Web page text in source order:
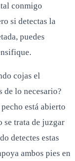
conmigo
si detectas la
puedes
cojas el
de lo necesario?
está abierto
se trata de juzgar
detectes estas
ambos pies en